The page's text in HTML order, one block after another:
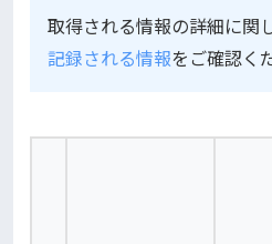
取得される情報の詳細に関
記録される情報をご確認く